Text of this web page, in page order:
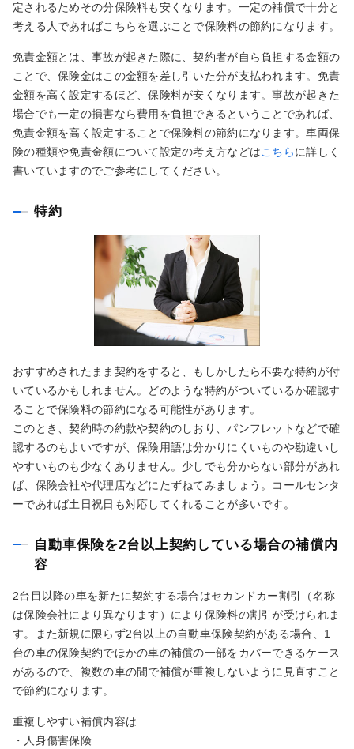
定されるためその分保険料も安くなります。一定の補償で十分と
考える人であればこちらを選ぶことで保険料の節約になります。
免責金額とは、事故が起きた際に、契約者が自ら負担する金額の
ことで、保険金はこの金額を差し引いた分が支払われます。免責
金額を高く設定するほど、保険料が安くなります。事故が起きた
場合でも一定の損害なら費用を負担できるということであれば、
免責金額を高く設定することで保険料の節約になります。車両保
険の種類や免責金額について設定の考え方などはこちらに詳しく
書いていますのでご参考にしてください。
特約
おすすめされたまま契約をすると、もしかしたら不要な特約が付
いているかもしれません。どのような特約がついているか確認す
ることで保険料の節約になる可能性があります。
このとき、契約時の約款や契約のしおり、パンフレットなどで確
認するのもよいですが、保険用語は分かりにくいものや勘違いし
やすいものも少なくありません。少しでも分からない部分があれ
ば、保険会社や代理店などにたずねてみましょう。コールセンタ
ーであれば土日祝日も対応してくれることが多いです。
自動車保険を2台以上契約している場合の補償内
容
2台目以降の車を新たに契約する場合はセカンドカー割引（名称
は保険会社により異なります）により保険料の割引が受けられま
す。また新規に限らず2台以上の自動車保険契約がある場合、1
台の車の保険契約でほかの車の補償の一部をカバーできるケース
があるので、複数の車の間で補償が重複しないように見直すこと
で節約になります。
重複しやすい補償内容は
・人身傷害保険